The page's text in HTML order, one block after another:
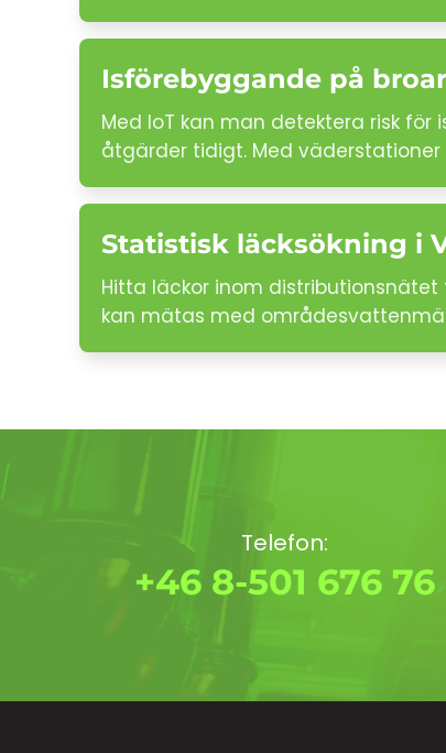
Isförebyggande på broar
Med IoT kan man detektera risk
åtgärder tidigt. Med
Statistisk läcksökning i
Hitta läckor inom
kan mätas med
Telefon:
+46 8-501 676 76